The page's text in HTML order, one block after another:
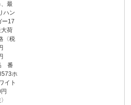
最
ハン
ー17
荷
〈税
番
ホ
イト